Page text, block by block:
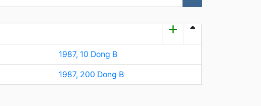
1987, 10 Dong B
1987, 200 Dong B